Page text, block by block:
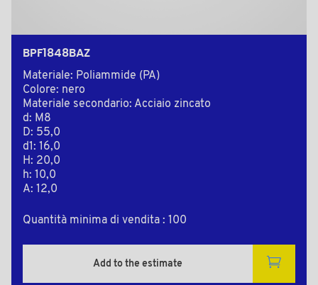
BPF1848BAZ
Materiale: Poliammide (PA)
Colore: nero
Materiale secondario: Acciaio zincato
d: M8
D: 55,0
d1: 16,0
H: 20,0
h: 10,0
A: 12,0
Quantità minima di vendita : 100
Add to the estimate